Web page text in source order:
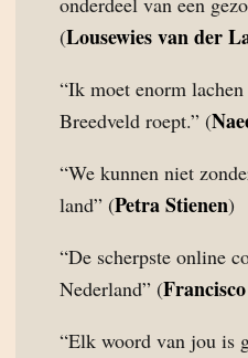
(Lousewies van der
“Ik moet enorm
Breedveld roept.” (
“We kunnen niet
land” (Petra Stienen)
“De scherpste online
Nederland” (
“Elk woord van jou is